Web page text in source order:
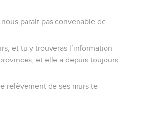
paraît pas convenable de
et tu y trouveras l’information
et elle a depuis toujours
relèvement de ses murs te